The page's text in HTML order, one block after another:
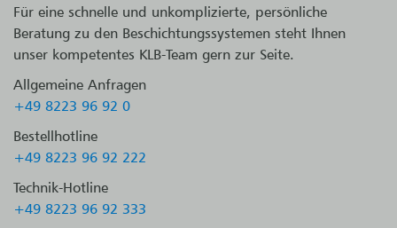
Für eine schnelle und unkomplizierte, persönliche
Beratung zu den Beschichtungssystemen steht Ihnen
unser kompetentes KLB-Team gern zur Seite.
Allgemeine Anfragen
+49 8223 96 92 0
Bestellhotline
+49 8223 96 92 222
Technik-Hotline
+49 8223 96 92 333